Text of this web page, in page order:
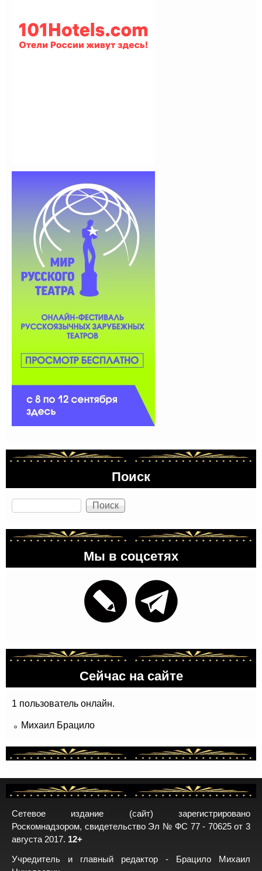
Поиск
Поиск
Мы в соцсетях
Сейчас на сайте
1 пользователь онлайн.
Михаил Брацило
Сетевое издание (сайт) зарегистрировано
Роскомнадзором, свидетельство Эл № ФС 77 - 70625 от 3
августа 2017. 12+
Учредитель и главный редактор - Брацило Михаил